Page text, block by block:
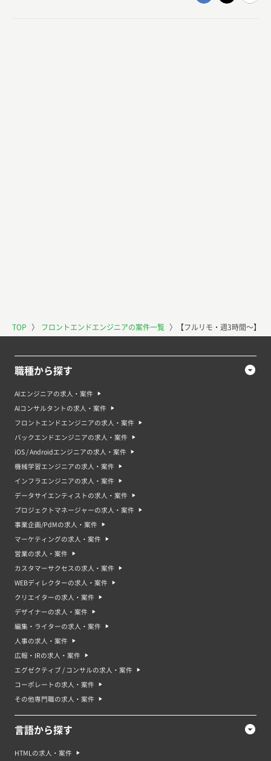
TOP 〉 フロントエンドエンジニアの案件一覧 〉 【フルリモ・週3時間〜】
職種から探す
AIエンジニアの求人・案件
AIコンサルタントの求人・案件
フロントエンドエンジニアの求人・案件
バックエンドエンジニアの求人・案件
iOS / Androidエンジニアの求人・案件
機械学習エンジニアの求人・案件
インフラエンジニアの求人・案件
データサイエンティストの求人・案件
プロジェクトマネージャーの求人・案件
事業企画/PdMの求人・案件
マーケティングの求人・案件
営業の求人・案件
カスタマーサクセスの求人・案件
WEBディレクターの求人・案件
クリエイターの求人・案件
デザイナーの求人・案件
編集・ライターの求人・案件
人事の求人・案件
広報・IRの求人・案件
エグゼクティブ / コンサルの求人・案件
コーポレートの求人・案件
その他専門職の求人・案件
言語から探す
HTMLの求人・案件